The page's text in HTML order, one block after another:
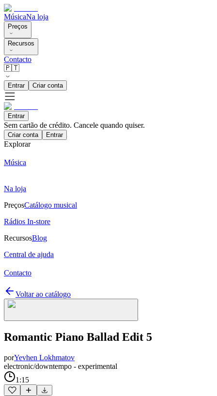
MúsicaNa loja
Preços
Recursos
Contacto
🇵🇹
Entrar Criar conta
Entrar
Sem cartão de crédito. Cancele quando quiser.
Criar conta Entrar
Explorar
Música
Na loja
PreçosCatálogo musical
Rádios In-store
RecursosBlog
Central de ajuda
Contacto
Voltar ao catálogo
Romantic Piano Ballad Edit 5
porYevhen Lokhmatov
electronic/downtempo - experimental
1:15